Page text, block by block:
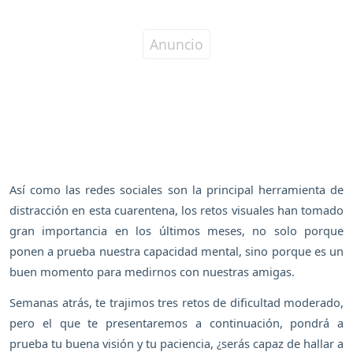
Así como las redes sociales son la principal herramienta de
distracción en esta cuarentena, los retos visuales han tomado
gran importancia en los últimos meses, no solo porque
ponen a prueba nuestra capacidad mental, sino porque es un
buen momento para medirnos con nuestras amigas.
Semanas atrás, te trajimos tres retos de dificultad moderado,
pero el que te presentaremos a continuación, pondrá a
prueba tu buena visión y tu paciencia, ¿serás capaz de hallar a